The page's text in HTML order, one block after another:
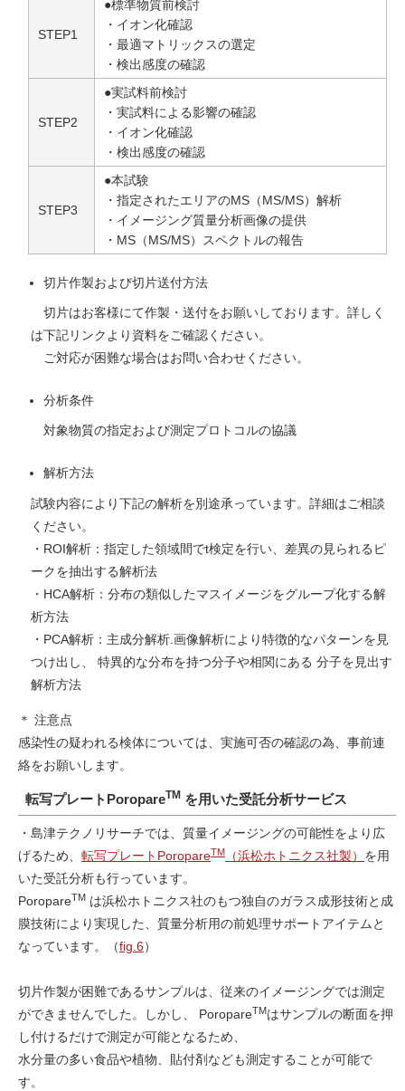
STEP1
●標準物質前検討
・イオン化確認
・最適マトリックスの選定
・検出感度の確認
STEP2
●実試料前検討
・実試料による影響の確認
・イオン化確認
・検出感度の確認
STEP3
●本試験
・指定されたエリアのMS（MS/MS）解析
・イメージング質量分析画像の提供
・MS（MS/MS）スペクトルの報告
切片作製および切片送付方法
切片はお客様にて作製・送付をお願いしております。詳しく
は下記リンクより資料をご確認ください。
ご対応が困難な場合はお問い合わせください。
分析条件
対象物質の指定および測定プロトコルの協議
解析方法
試験内容により下記の解析を別途承っています。詳細はご相談
ください。
・ROI解析：指定した領域間でt検定を行い、差異の見られるピ
ークを抽出する解析法
・HCA解析：分布の類似したマスイメージをグループ化する解
析方法
・PCA解析：主成分解析.画像解析により特徴的なパターンを見
つけ出し、 特異的な分布を持つ分子や相関にある 分子を見出す
解析方法
＊ 注意点
感染性の疑われる検体については、実施可否の確認の為、事前連
絡をお願いします。
転写プレートPoropareTMを用いた受託分析サービス
・島津テクノリサーチでは、質量イメージングの可能性をより広
げるため、 転写プレートPoropareTM （浜松ホトニクス社製） を用
いた受託分析も行っています。
PoropareTM は浜松ホトニクス社のもつ独自のガラス成形技術と成
膜技術により実現した、質量分析用の前処理サポートアイテムと
なっています。（fig.6）
切片作製が困難であるサンプルは、従来のイメージングでは測定
ができませんでした。しかし、 PoropareTMはサンプルの断面を押
し付けるだけで測定が可能となるため、
水分量の多い食品や植物、貼付剤なども測定することが可能で
す。